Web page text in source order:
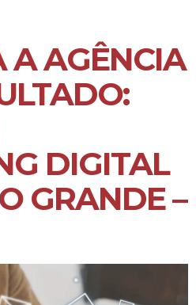
A AGÊNCIA
DIGITAL
GRANDE –